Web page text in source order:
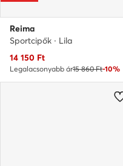
Reima
Sportcipők · Lila
Aktuális ár
14 150 Ft
Legalacsonyabb ár15 860 Ft-10%